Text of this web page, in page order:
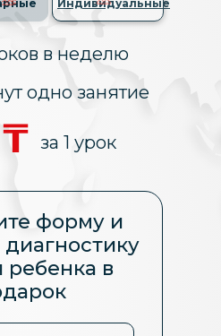
Индивидуальные
в неделю
за 1 урок
одно занятие
форму и
диагностику
ребенка в
Индивидуальные
в неделю
за 1 урок
одно занятие
форму и
диагностику
ребенка в